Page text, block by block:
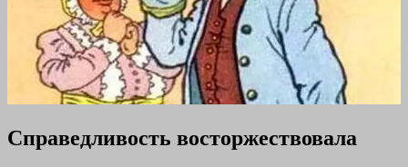
Справедливость восторжествовала